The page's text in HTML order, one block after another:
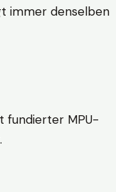
immer denselben
fundierter MPU-